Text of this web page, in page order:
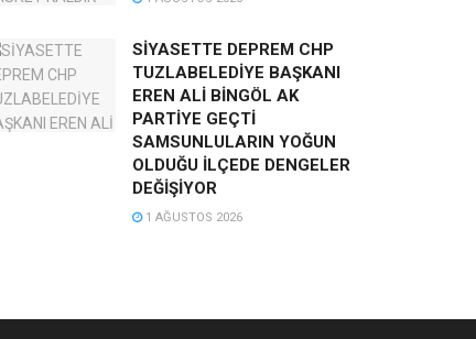
SİYASETTE DEPREM CHP
TUZLABELEDİYE BAŞKANI
EREN ALİ BİNGÖL AK
PARTİYE GEÇTİ
SAMSUNLULARIN YOĞUN
OLDUĞU İLÇEDE DENGELER
DEĞİŞİYOR
1 AĞUSTOS 2026